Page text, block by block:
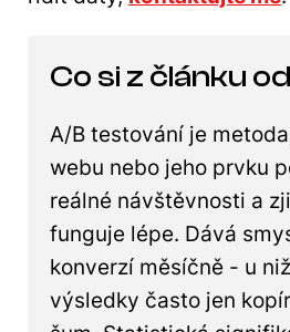
Co si z článku
A/B testování je
webu nebo jeho prvku
reálné návštěvnosti a
funguje lépe. Dává
konverzí měsíčně - u
výsledky často jen